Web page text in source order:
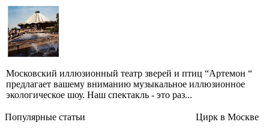
Московский иллюзионный театр зверей и птиц “Артемон “
предлагает вашему вниманию музыкальное иллюзионное
экологическое шоу. Наш спектакль - это раз...
Популярные cтатьи
Цирк в Москве